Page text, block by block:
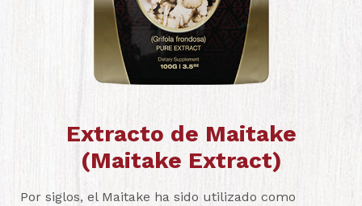
Extracto de Maitake
(Maitake Extract)
Por siglos, el Maitake ha sido utilizado como